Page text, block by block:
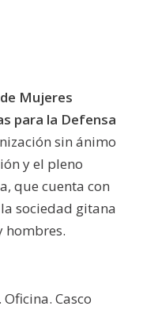
Mujeres
para la Defensa
sin ánimo
y el pleno
que cuenta con
sociedad gitana
hombres.
Casco